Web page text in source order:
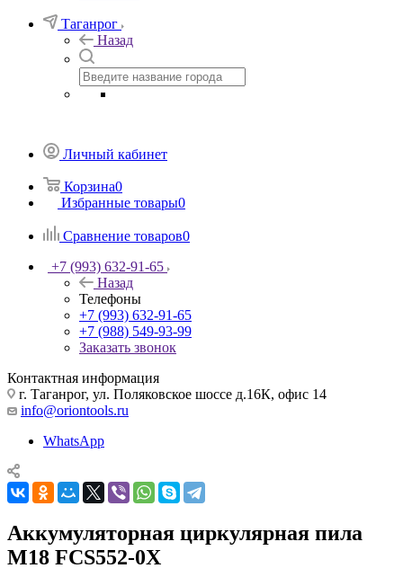
Таганрог
Назад
Личный кабинет
Корзина0
Избранные товары0
Сравнение товаров0
+7 (993) 632-91-65
Назад
Телефоны
+7 (993) 632-91-65
+7 (988) 549-93-99
Заказать звонок
Контактная информация
г. Таганрог, ул. Поляковское шоссе д.16К, офис 14
info@oriontools.ru
WhatsApp
Аккумуляторная циркулярная пила
M18 FCS552-0X